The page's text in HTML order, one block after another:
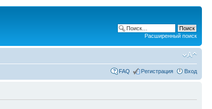
Расширенный поиск
FAQ Регистрация Вход